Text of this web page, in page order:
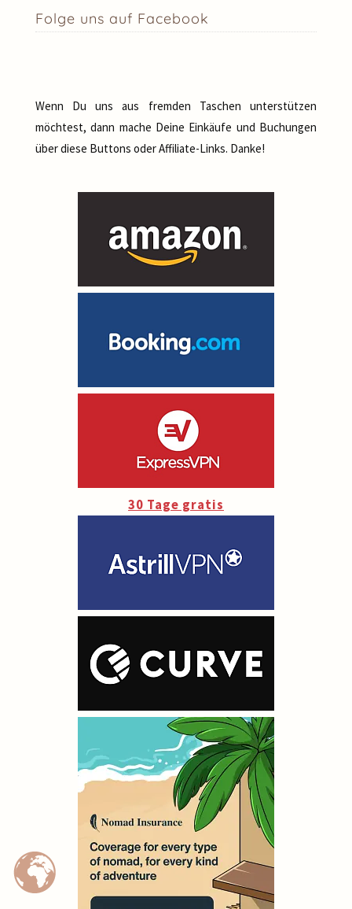
Folge uns auf Facebook
Wenn Du uns aus fremden Taschen unterstützen
möchtest, dann mache Deine Einkäufe und Buchungen
über diese Buttons oder Affiliate-Links. Danke!
30 Tage gratis